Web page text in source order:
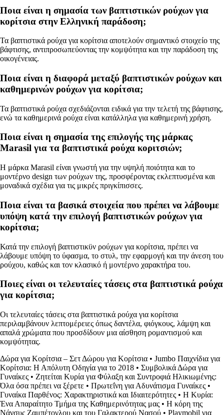
Ποια είναι η σημασία των βαπτιστικών ρούχων για
κορίτσια στην Ελληνική παράδοση;
Τα βαπτιστικά ρούχα για κορίτσια αποτελούν σημαντικό στοιχείο της
βάφτισης, αντιπροσωπεύοντας την κομψότητα και την παράδοση της
οικογένειας.
Ποια είναι η διαφορά μεταξύ βαπτιστικών ρούχων και
καθημερινών ρούχων για κορίτσια;
Τα βαπτιστικά ρούχα σχεδιάζονται ειδικά για την τελετή της βάφτισης,
ενώ τα καθημερινά ρούχα είναι κατάλληλα για καθημερινή χρήση.
Ποια είναι η σημασία της επιλογής της μάρκας
Marasil για τα βαπτιστικά ρούχα κοριτσιών;
Η μάρκα Marasil είναι γνωστή για την υψηλή ποιότητα και το
μοντέρνο design των ρούχων της, προσφέροντας εκλεπτυσμένα και
μοναδικά σχέδια για τις μικρές πριγκίπισσες.
Ποια είναι τα βασικά στοιχεία που πρέπει να λάβουμε
υπόψη κατά την επιλογή βαπτιστικών ρούχων για
κορίτσια;
Κατά την επιλογή βαπτιστικϋν ρούχων για κορίτσια, πρέπει να
λάβουμε υπόψη το ύφασμα, το στυλ, την εφαρμογή και την άνεση του
ρούχου, καθώς και τον κλασικό ή μοντέρνο χαρακτήρα του.
Ποιες είναι οι τελευταίες τάσεις στα βαπτιστικά ρούχα
για κορίτσια;
Οι τελευταίες τάσεις στα βαπτιστικά ρούχα για κορίτσια
περιλαμβάνουν λεπτομέρειες όπως δαντέλα, φιόγκους, λάμψη και
απαλά χρώματα που προσδίδουν μια αίσθηση ρομαντισμού και
κομψότητας.
Δώρα για Κορίτσια – Σετ Δώρου για Κορίτσια • Jumbo Παιχνίδια για
Κορίτσια: Η Απόλυτη Οδηγία για το 2018 • Συμβολικά Δώρα για
Γυναίκες • Ζητείται Κυρία για Φύλαξη και Συντροφιά Ηλικιωμένης:
Όλα όσα πρέπει να ξέρετε • Πρωτεΐνη για Αδυνάτισμα Γυναίκες •
Γυναίκα Παρθένος: Χαρακτηριστικά και Ιδιαιτερότητες • Η Κυρία:
Ένα Απαραίτητο Τμήμα της Καθημερινότητας μας • Η κόρη της
Νάνσυς Ζαμπέτογλου και του Γαλακτερού Νασού • Playmobil για